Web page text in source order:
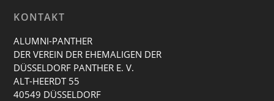
KONTAKT
ALUMNI-PANTHER
DER VEREIN DER EHEMALIGEN DER
DÜSSELDORF PANTHER E. V.
ALT-HEERDT 55
40549 DÜSSELDORF